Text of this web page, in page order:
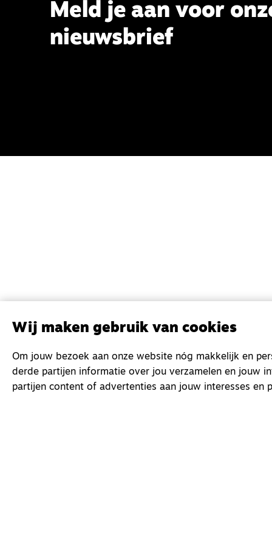
Meld je aan voor
nieuwsbrief
Wij maken gebruik van cookies
Om jouw bezoek aan onze website nóg makkelijk en
derde partijen informatie over jou verzamelen en jouw
partijen content of advertenties aan jouw interesses en